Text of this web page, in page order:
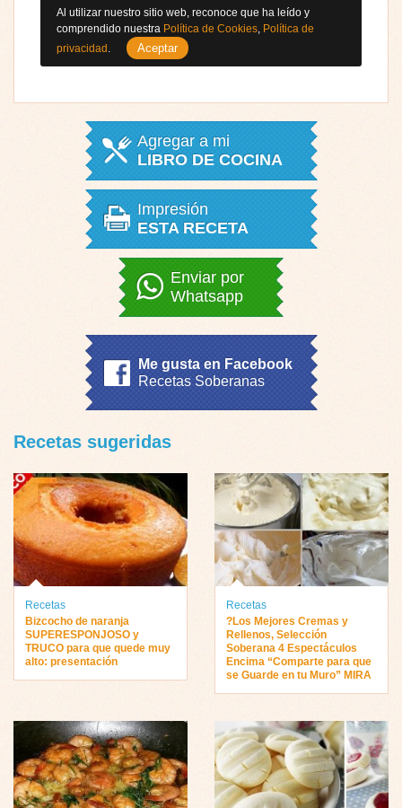
Agregar a mi
LIBRO DE COCINA
Impresión
ESTA RECETA
Enviar por
Whatsapp
Me gusta en Facebook
Recetas Soberanas
Recetas sugeridas
Recetas
Bizcocho de naranja
SUPERESPONJOSO y
TRUCO para que quede muy
alto: presentación
Recetas
?Los Mejores Cremas y
Rellenos, Selección
Soberana 4 Espectáculos
Encima “Comparte para que
se Guarde en tu Muro” MIRA
Al utilizar nuestro sitio web, reconoce que ha leído y
comprendido nuestra Política de Cookies, Política de
privacidad . Aceptar